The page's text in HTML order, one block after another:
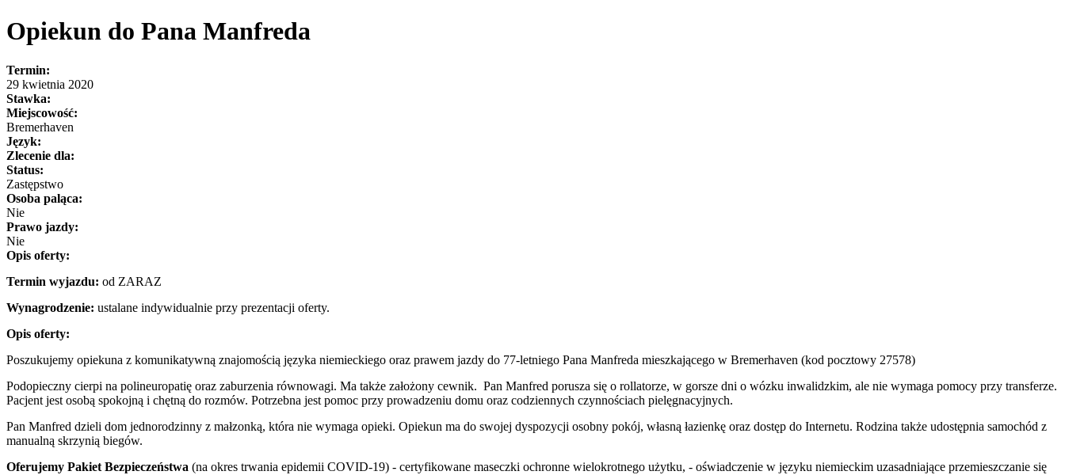
Opiekun do Pana Manfreda
Termin:
29 kwietnia 2020
Stawka:
Miejscowość:
Bremerhaven
Język:
Zlecenie dla:
Status:
Zastępstwo
Osoba paląca:
Nie
Prawo jazdy:
Nie
Opis oferty:
Termin wyjazdu: od ZARAZ
Wynagrodzenie: ustalane indywidualnie przy prezentacji oferty.
Opis oferty:
Poszukujemy opiekuna z komunikatywną znajomością języka niemieckiego oraz prawem jazdy do 77-letniego Pana Manfreda mieszkającego w Bremerhaven (kod pocztowy 27578)
Podopieczny cierpi na polineuropatię oraz zaburzenia równowagi. Ma także założony cewnik. Pan Manfred porusza się o rollatorze, w gorsze dni o wózku inwalidzkim, ale nie wymaga pomocy przy transferze.
Pacjent jest osobą spokojną i chętną do rozmów. Potrzebna jest pomoc przy prowadzeniu domu oraz codziennych czynnościach pielęgnacyjnych.
Pan Manfred dzieli dom jednorodzinny z małzonką, która nie wymaga opieki. Opiekun ma do swojej dyspozycji osobny pokój, własną łazienkę oraz dostęp do Internetu. Rodzina także udostępnia samochód z
manualną skrzynią biegów.
Oferujemy Pakiet Bezpieczeństwa (na okres trwania epidemii COVID-19) - certyfikowane maseczki ochronne wielokrotnego użytku, - oświadczenie w języku niemieckim uzasadniające przemieszczanie się